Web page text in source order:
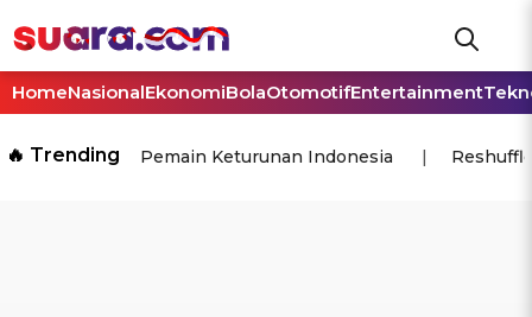
HomeNasionalEkonomiBolaOtomotifEntertainment
🔥 Trending Pemain Keturunan Indonesia